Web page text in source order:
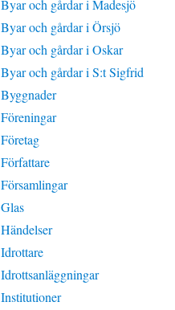
Byar och gårdar i Madesjö
Byar och gårdar i Örsjö
Byar och gårdar i Oskar
Byar och gårdar i S:t Sigfrid
Byggnader
Föreningar
Företag
Författare
Församlingar
Glas
Händelser
Idrottare
Idrottsanläggningar
Institutioner